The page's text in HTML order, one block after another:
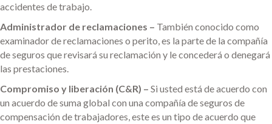
accidentes de trabajo.
Administrador de reclamaciones – También conocido como
examinador de reclamaciones o perito, es la parte de la compañía
de seguros que revisará su reclamación y le concederá o denegará
las prestaciones.
Compromiso y liberación (C&R) – Si usted está de acuerdo con
un acuerdo de suma global con una compañía de seguros de
compensación de trabajadores, este es un tipo de acuerdo que